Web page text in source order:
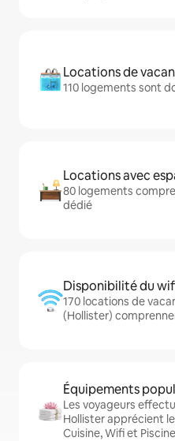
Locations de
110 logements sont
Locations avec
80 logements
dédié
Disponibilité du
170 locations de
(Hollister)
Équipements
Les voyageurs
Hollister apprécient
Cuisine, Wifi et Piscine